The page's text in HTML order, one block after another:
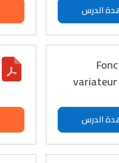
الدرس
variateur
الدرس